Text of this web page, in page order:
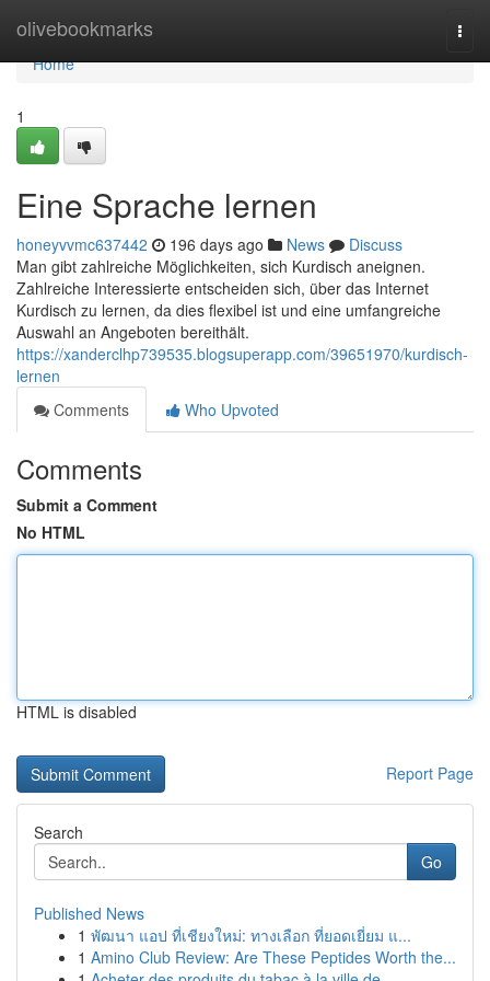
olivebookmarks
Home
Home
1
Eine Sprache lernen
honeyvvmc637442 196 days ago News
Discuss
Man gibt zahlreiche Möglichkeiten, sich Kurdisch aneignen.
Zahlreiche Interessierte entscheiden sich, über das Internet
Kurdisch zu lernen, da dies flexibel ist und eine umfangreiche
Auswahl an Angeboten bereithält.
https://xanderclhp739535.blogsuperapp.com/39651970/kurdisch-
lernen
Comments
Who Upvoted
Comments
Submit a Comment
No HTML
HTML is disabled
Report Page
Search
Go
Published News
1 พัฒนา แอป ที่เชียงใหม่: ทางเลือก ที่ยอดเยี่ยม แ...
1 Amino Club Review: Are These Peptides Worth the...